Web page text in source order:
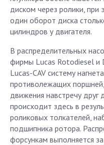
диском через ролики,
один оборот диска
цилиндров у двигателя.
В распределительных
фирмы Lucas Rotodiesel и
Lucas-CAV систему
противолежащих
движения навстречу друг
происходит здесь в
роликовых толкателей,
подшипника ротора.
форсункам выполняется